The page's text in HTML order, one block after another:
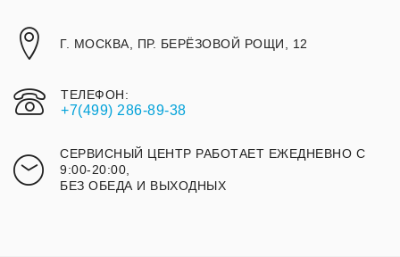
Г. МОСКВА, ПР. БЕРЁЗОВОЙ РОЩИ, 12
ТЕЛЕФОН:
+7(499) 286-89-38
СЕРВИСНЫЙ ЦЕНТР РАБОТАЕТ ЕЖЕДНЕВНО С
9:00-20:00,
БЕЗ ОБЕДА И ВЫХОДНЫХ